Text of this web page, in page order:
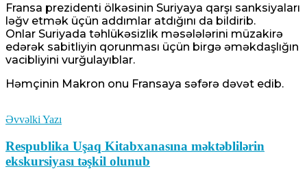
Fransa prezidenti ölkəsinin Suriyaya qarşı sanksiyaları
ləğv etmək üçün addımlar atdığını da bildirib.
Onlar Suriyada təhlükəsizlik məsələlərini müzakirə
edərək sabitliyin qorunması üçün birgə əməkdaşlığın
vacibliyini vurğulayıblar.
Həmçinin Makron onu Fransaya səfərə dəvət edib.
Əvvəlki Yazı
Respublika Uşaq Kitabxanasına məktəblilərin
ekskursiyası təşkil olunub